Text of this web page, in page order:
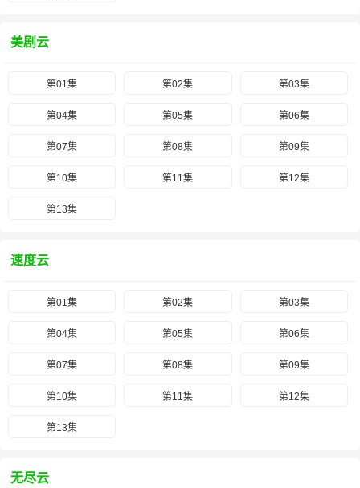
美剧云
第01集 第02集 第03集
第04集 第05集 第06集
第07集 第08集 第09集
第10集 第11集 第12集
第13集
速度云
第01集 第02集 第03集
第04集 第05集 第06集
第07集 第08集 第09集
第10集 第11集 第12集
第13集
无尽云